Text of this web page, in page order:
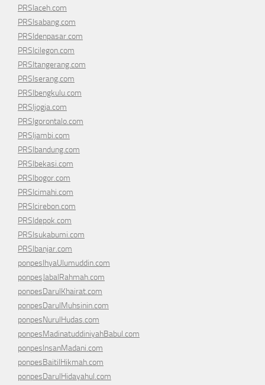
PRSIaceh.com
PRSIsabang.com
PRSIdenpasar.com
PRSIcilegon.com
PRSItangerang.com
PRSIserang.com
PRSIbengkulu.com
PRSIjogja.com
PRSIgorontalo.com
PRSIjambi.com
PRSIbandung.com
PRSIbekasi.com
PRSIbogor.com
PRSIcimahi.com
PRSIcirebon.com
PRSIdepok.com
PRSIsukabumi.com
PRSIbanjar.com
ponpesIhyaUlumuddin.com
ponpesJabalRahmah.com
ponpesDarulKhairat.com
ponpesDarulMuhsinin.com
ponpesNurulHudas.com
ponpesMadinatuddiniyahBabul.com
ponpesInsanMadani.com
ponpesBaitilHikmah.com
ponpesDarulHidayahul.com